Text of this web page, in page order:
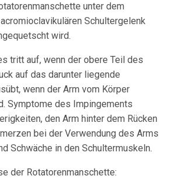
unter dem
Schultergelenk
wird.
tritt auf, wenn der obere Teil des
auf das darunter liegende
wenn der Arm vom Körper
Symptome des Impingements
den Arm hinter dem Rücken
bei der Verwendung des Arms
Schwäche in den Schultermuskeln.
der Rotatorenmanschette: